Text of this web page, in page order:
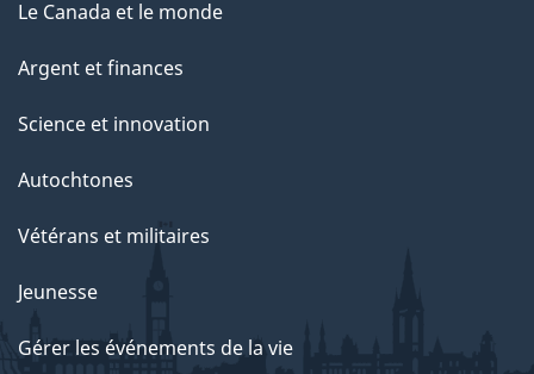
Le Canada et le monde
Argent et finances
Science et innovation
Autochtones
Vétérans et militaires
Jeunesse
Gérer les événements de la vie